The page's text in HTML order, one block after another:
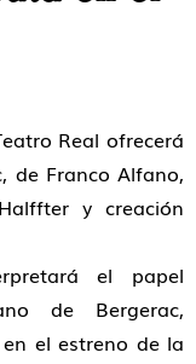
Real ofrecerá
de Franco Alfano,
y creación
el papel
de Bergerac,
el estreno de la